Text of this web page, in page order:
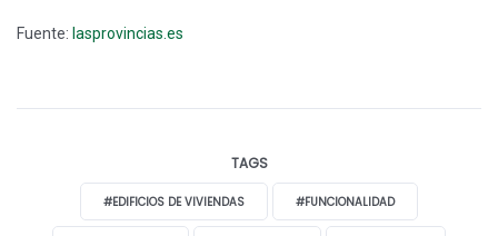
Fuente: lasprovincias.es
TAGS
#EDIFICIOS DE VIVIENDAS #FUNCIONALIDAD